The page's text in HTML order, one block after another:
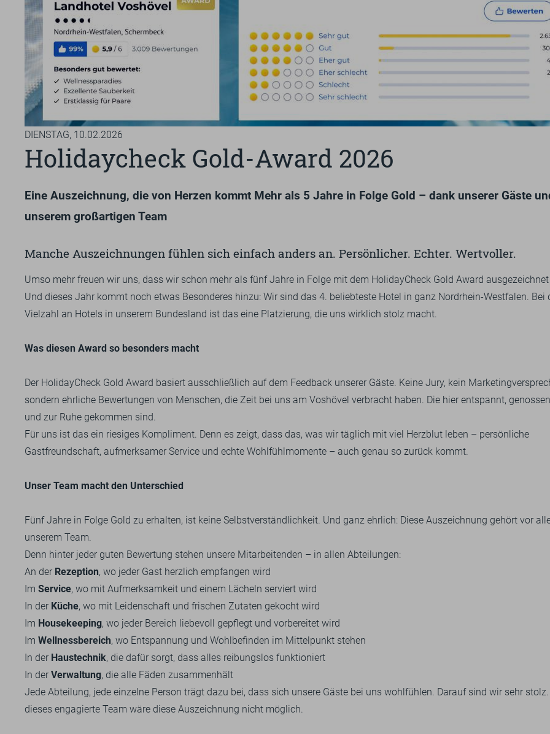
DIENSTAG, 10.02.2026
Holidaycheck Gold-Award 2026
Eine Auszeichnung, die von Herzen kommt Mehr als 5 Jahre in Folge Gold – dank unserer Gäste
unserem großartigen Team
Manche Auszeichnungen fühlen sich einfach anders an. Persönlicher. Echter. Wertvoller.
Umso mehr freuen wir uns, dass wir schon mehr als fünf Jahre in Folge mit dem HolidayCheck Gold Award
Und dieses Jahr kommt noch etwas Besonderes hinzu: Wir sind das 4. beliebteste Hotel in ganz Nordrhein-Westfalen. Bei
Vielzahl an Hotels in unserem Bundesland ist das eine Platzierung, die uns wirklich stolz macht.
Was diesen Award so besonders macht
Der HolidayCheck Gold Award basiert ausschließlich auf dem Feedback unserer Gäste. Keine Jury, kein
sondern ehrliche Bewertungen von Menschen, die Zeit bei uns am Voshövel verbracht haben. Die hier entspannt,
und zur Ruhe gekommen sind.
Für uns ist das ein riesiges Kompliment. Denn es zeigt, dass das, was wir täglich mit viel Herzblut leben – persönliche
Gastfreundschaft, aufmerksamer Service und echte Wohlfühlmomente – auch genau so zurück kommt.
Unser Team macht den Unterschied
Fünf Jahre in Folge Gold zu erhalten, ist keine Selbstverständlichkeit. Und ganz ehrlich: Diese Auszeichnung gehört vor
unserem Team.
Denn hinter jeder guten Bewertung stehen unsere Mitarbeitenden – in allen Abteilungen:
An der Rezeption, wo jeder Gast herzlich empfangen wird
Im Service, wo mit Aufmerksamkeit und einem Lächeln serviert wird
In der Küche, wo mit Leidenschaft und frischen Zutaten gekocht wird
Im Housekeeping, wo jeder Bereich liebevoll gepflegt und vorbereitet wird
Im Wellnessbereich, wo Entspannung und Wohlbefinden im Mittelpunkt stehen
In der Haustechnik, die dafür sorgt, dass alles reibungslos funktioniert
In der Verwaltung, die alle Fäden zusammenhält
Jede Abteilung, jede einzelne Person trägt dazu bei, dass sich unsere Gäste bei uns wohlfühlen. Darauf sind wir sehr
dieses engagierte Team wäre diese Auszeichnung nicht möglich.